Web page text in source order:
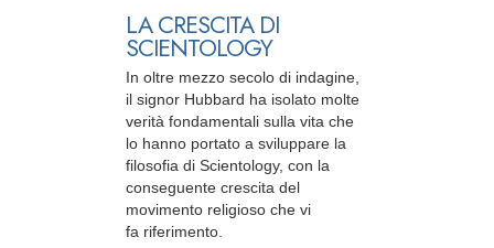
LA CRESCITA DI
SCIENTOLOGY
In oltre mezzo secolo di indagine,
il signor Hubbard ha isolato molte
verità fondamentali sulla vita che
lo hanno portato a sviluppare la
filosofia di Scientology, con la
conseguente crescita del
movimento religioso che vi
fa riferimento.